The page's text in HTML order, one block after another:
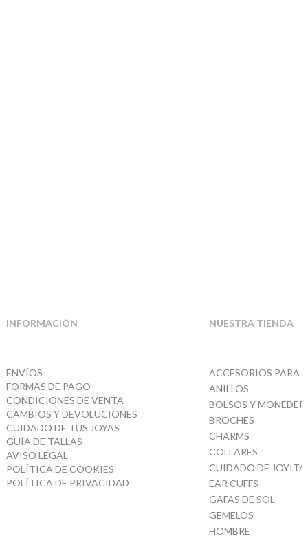
INFORMACIÓN
ENVÍOS
FORMAS DE PAGO
CONDICIONES DE VENTA
CAMBIOS Y DEVOLUCIONES
CUIDADO DE TUS JOYAS
GUÍA DE TALLAS
AVISO LEGAL
POLÍTICA DE COOKIES
POLÍTICA DE PRIVACIDAD
NUESTRA TIENDA
ACCESORIOS PARA
ANILLOS
BOLSOS Y
BROCHES
CHARMS
COLLARES
CUIDADO DE
EAR CUFFS
GAFAS DE SOL
GEMELOS
HOMBRE